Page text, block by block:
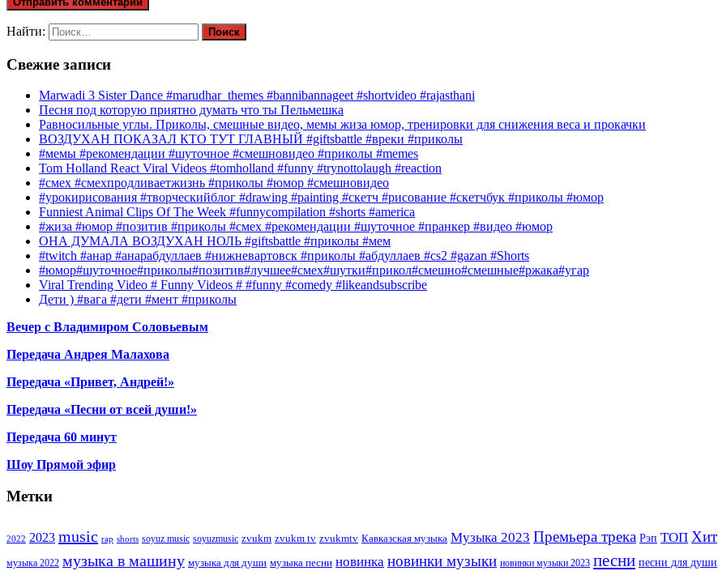
Найти:
Свежие записи
Marwadi 3 Sister Dance #marudhar_themes #bannibannageet #shortvideo #rajasthani
Песня под которую приятно думать что ты Пельмешка
Равносильные углы. Приколы, смешные видео, мемы жиза юмор, тренировки для снижения веса и прокачки
ВОЗДУХАН ПОКАЗАЛ КТО ТУТ ГЛАВНЫЙ #giftsbattle #вреки #приколы
#мемы #рекомендации #шуточное #смешновидео #приколы #memes
Tom Holland React Viral Videos #tomholland #funny #trynottolaugh #reaction
#смех #смехпродливаетжизнь #приколы #юмор #смешновидео
#урокирисования #творческийблог #drawing #painting #скетч #рисование #скетчбук #приколы #юмор
Funniest Animal Clips Of The Week #funnycompilation #shorts #america
#жиза #юмор #позитив #приколы #смех #рекомендации #шуточное #пранкер #видео #юмор
ОНА ДУМАЛА ВОЗДУХАН НОЛЬ #giftsbattle #приколы #мем
#twitch #анар #анарабдуллаев #нижневартовск #приколы #абдуллаев #cs2 #gazan #Shorts
#юмор#шуточное#приколы#позитив#лучшее#смех#шутки#прикол#смешно#смешные#ржака#угар
Viral Trending Video # Funny Videos # #funny #comedy #likeandsubscribe
Дети ) #вага #дети #мент #приколы
Вечер с Владимиром Соловьевым
Передача Андрея Малахова
Передача «Привет, Андрей!»
Передача «Песни от всей души!»
Передача 60 минут
Шоу Прямой эфир
Метки
2022 2023 music rap shorts soyuz music soyuzmusic zvukm zvukm tv zvukmtv Кавказская музыка Музыка 2023 Премьера трека Рэп ТОП Хит
музыка 2022 музыка в машину музыка для души музыка песни новинка новинки музыки новинки музыки 2023 песни песни для души